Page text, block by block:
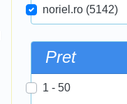
noriel.ro (5142)
Pret
1 - 50